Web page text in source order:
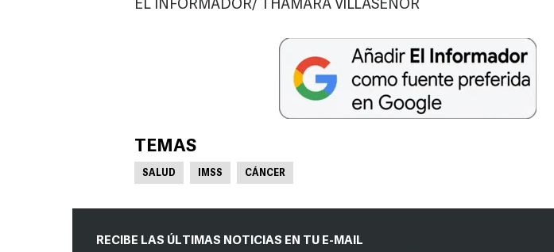
EL INFORMADOR/ THAMARA VILLASEÑOR
TEMAS
SALUD IMSS CÁNCER
RECIBE LAS ÚLTIMAS NOTICIAS EN TU E-MAIL